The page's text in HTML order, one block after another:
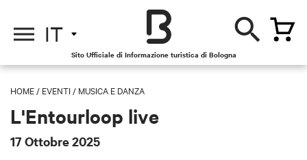
IT
Sito Ufficiale di Informazione turistica di Bologna
HOME / EVENTI / MUSICA E DANZA
L'Entourloop live
17 Ottobre 2025